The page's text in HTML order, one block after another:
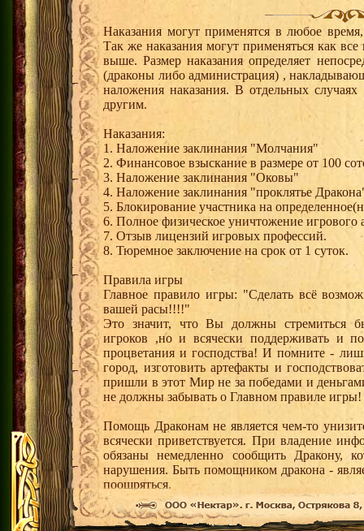
Наказания могут применятся в любое
Так же наказания могут применяться как
выше. Размер наказания определяет
(драконы либо администрация) ,
наложения наказания. В отдельных
другим.
Наказания:
1. Наложение заклинания "Молчания"
2. Финансовое взыскание в размере от 100
3. Наложение заклинания "Оковы"
4. Наложение заклинания "проклятье
5. Блокирование участника на
6. Полное физическое уничтожение игрового
7. Отзыв лицензий игровых профессий.
8. Тюремное заключение на срок от 1 суток.
Правила игры
Главное правило игры: "Сделать всё
вашей расы!!!!"
Это значит, что Вы должны стремиться
игроков ,но и всячески поддерживать и
процветания и господства! И помните -
город, изготовить артефакты и
пришли в этот Мир не за победами и
не должны забывать о Главном правиле игры!
Помощь Драконам не является чем-то
всячески приветствуется. При владение
обязаны немедленно сообщить Дракону,
нарушения. Быть помощником дракона -
поощряться.